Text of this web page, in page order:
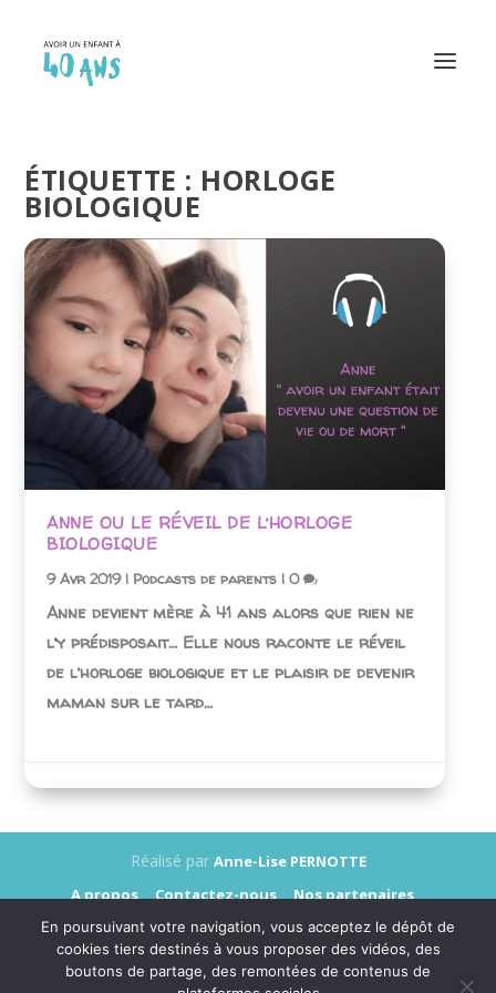
ÉTIQUETTE : HORLOGE
BIOLOGIQUE
ANNE OU LE RÉVEIL DE L’HORLOGE
BIOLOGIQUE
9 Avr 2019| Podcasts de parents |0
Anne devient mère à 41 ans alors que rien ne
l’y prédisposait… Elle nous raconte le réveil
de l’horloge biologique et le plaisir de devenir
maman sur le tard…
Réalisé par Anne-Lise PERNOTTE
A propos
Contactez-nous
Nos partenaires
Annonceurs
Presse
Mentions légales
Données personnelles
En poursuivant votre navigation, vous acceptez le dépôt de
cookies tiers destinés à vous proposer des vidéos, des
boutons de partage, des remontées de contenus de